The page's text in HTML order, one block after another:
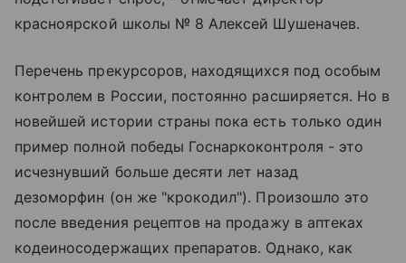
красноярской школы № 8 Алексей Шушеначев.
Перечень прекурсоров, находящихся под особым
контролем в России, постоянно расширяется. Но в
новейшей истории страны пока есть только один
пример полной победы Госнаркоконтроля - это
исчезнувший больше десяти лет назад
дезоморфин (он же "крокодил"). Произошло это
после введения рецептов на продажу в аптеках
кодеиносодержащих препаратов. Однако, как